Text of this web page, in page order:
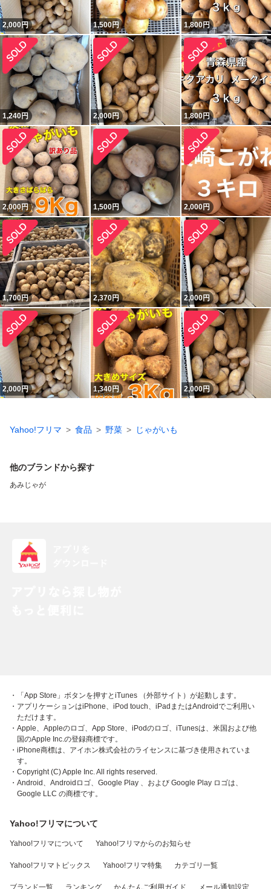
2,000円 1,500円 1,800円
1,240円 2,000円 1,800円
2,000円 1,500円 2,000円
1,700円 2,370円 2,000円
2,000円 1,340円 2,000円
Yahoo!フリマ 食品 野菜 じゃがいも
他のブランドから探す
あみじゃが
・「App Store」ボタンを押すとiTunes （外部サイト）が起動します。
・アプリケーションはiPhone、iPod touch、iPadまたはAndroidでご利用い
ただけます。
・Apple、Appleのロゴ、App Store、iPodのロゴ、iTunesは、米国および他
国のApple Inc.の登録商標です。
・iPhone商標は、アイホン株式会社のライセンスに基づき使用されていま
す。
・Copyright (C) Apple Inc. All rights reserved.
・Android、Androidロゴ、Google Play 、および Google Play ロゴは、
Google LLC の商標です。
Yahoo!フリマについて
Yahoo!フリマについて Yahoo!フリマからのお知らせ
Yahoo!フリマトピックス Yahoo!フリマ特集 カテゴリ一覧